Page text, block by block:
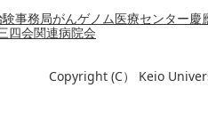
事務局がんゲノム医療センター慶
四会関連病院会
Copyright (C） Keio